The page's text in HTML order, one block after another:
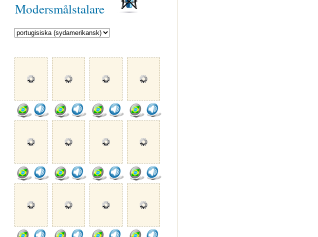
Modersmålstalare